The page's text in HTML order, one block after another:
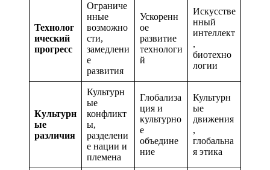
Технолог
ический
прогресс
Ограниче
нные
возможно
сти,
замедлени
е
развития
Ускоренн
ое
развитие
технологи
й
Искусстве
нный
интеллект
,
биотехно
логии
Культурн
ые
различия
Культурн
ые
конфликт
ы,
разделени
е нации и
племена
Глобализа
ция и
культурно
е
объедине
ние
Культурн
ые
движения
,
глобальна
я этика